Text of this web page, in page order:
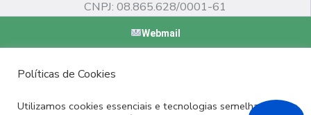
CNPJ: 08.865.628/0001-61
Webmail
Políticas de Cookies
Utilizamos cookies essenciais e tecnologias semelhantes de